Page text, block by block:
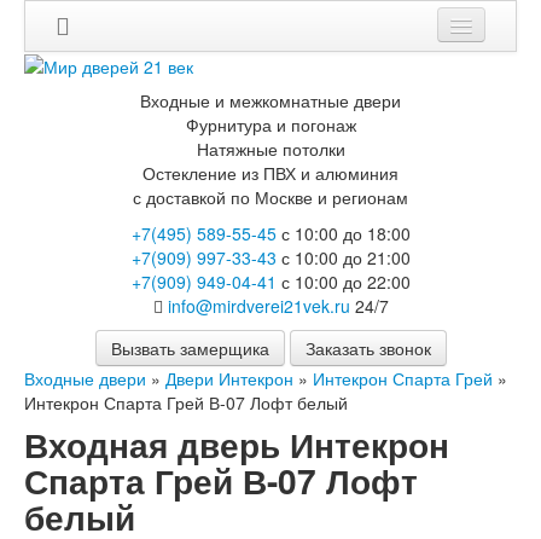
Мои заказы
Двери с терморазрывом для улицы
Противопожарные двери
Двери Бункер
Двери Лекс
Двери Рыцарь
Двери Термодор
Арктика
Монолит
Стайл
Термо
Термо Лацио
Флагман
Входные и межкомнатные двери
Фурнитура и погонаж
Натяжные потолки
Остекление из ПВХ и алюминия
с доставкой по Москве и регионам
+7(495) 589-55-45с 10:00 до 18:00
+7(909) 997-33-43 с 10:00 до 21:00
+7(909) 949-04-41 с 10:00 до 22:00
info@mirdverei21vek.ru 24/7
Вызвать замерщика
Заказать звонок
Входные двери » Двери Интекрон » Интекрон Спарта Грей »
Интекрон Спарта Грей В-07 Лофт белый
Входная дверь Интекрон
Спарта Грей В-07 Лофт
белый